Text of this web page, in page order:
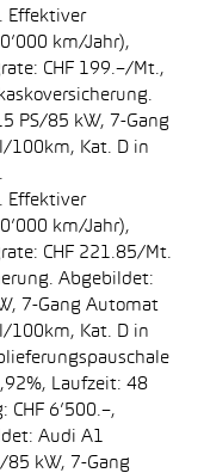
Effektiver
km/Jahr),
CHF 199.–/Mt.,
PS/85 kW, 7-Gang
100km, Kat. D in
Effektiver
km/Jahr),
CHF 221.85/Mt.
Abgebildet:
7-Gang Automat
100km, Kat. D in
Laufzeit: 48
CHF 6’500.–,
Audi A1
85 kW, 7-Gang